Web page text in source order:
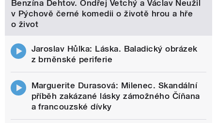
Benzína Dehtov. Ondřej Vetchý a Václav Neužil
v Pýchově černé komedii o životě hrou a hře
o život
Jaroslav Hůlka: Láska. Baladický obrázek
z brněnské periferie
Marguerite Durasová: Milenec. Skandální
příběh zakázané lásky zámožného Číňana
a francouzské dívky